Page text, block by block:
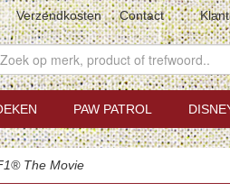
Verzendkosten Contact
PAW PATROL
The Movie